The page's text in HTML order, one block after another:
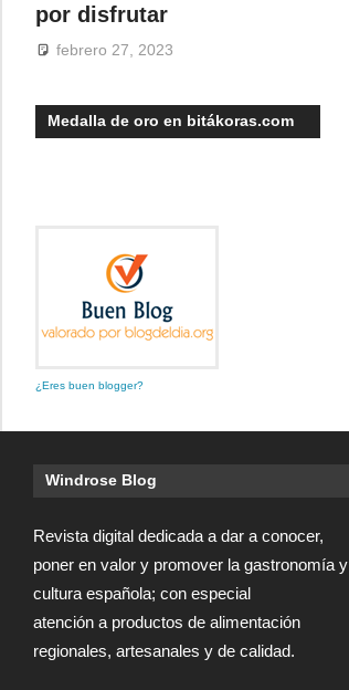
por disfrutar
febrero 27, 2023
Medalla de oro en bitákoras.com
¿Eres buen blogger?
Windrose Blog
Revista digital dedicada a dar a conocer,
poner en valor y promover la gastronomía y
cultura española; con especial
atención a productos de alimentación
regionales, artesanales y de calidad.